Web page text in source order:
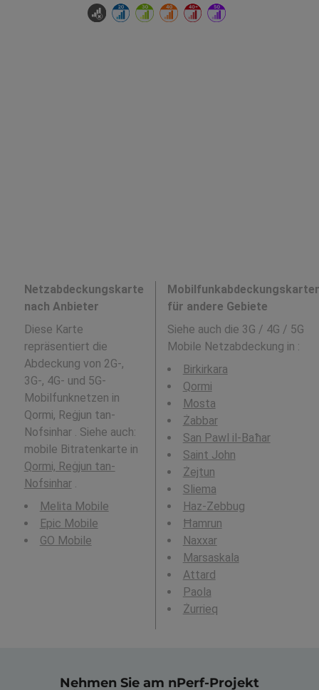
Netzabdeckungskarte
nach Anbieter
Diese Karte
repräsentiert die
Abdeckung von 2G-,
3G-, 4G- und 5G-
Mobilfunknetzen in
Qormi, Reġjun tan-
Nofsinhar . Siehe auch:
mobile Bitratenkarte in
Qormi, Reġjun tan-
Nofsinhar.
Melita Mobile
Epic Mobile
GO Mobile
für andere Gebiete
Siehe auch die 3G / 4G / 5G
Mobile Netzabdeckung in :
Birkirkara
Qormi
Mosta
Żabbar
San Pawl il-Baħar
Saint John
Żejtun
Sliema
Haz-Zebbug
Ħamrun
Naxxar
Marsaskala
Attard
Paola
Żurrieq
Nehmen Sie am nPerf-Projekt